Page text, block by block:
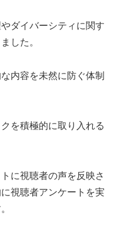
ダイバーシティに関す
した。
内容を未然に防ぐ体制
を積極的に取り入れる
に視聴者の声を反映さ
視聴者アンケートを実